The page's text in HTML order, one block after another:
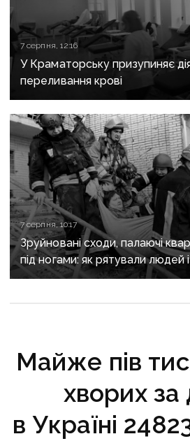
7 серпня, 12:16
У Краматорську призупиняє
переливання крові
7 серпня, 10:17
Зруйновані сходи, палаючі
під ногами: як рятували людей
багатоповерхівки в
Майже пів
хворих за
в Україні